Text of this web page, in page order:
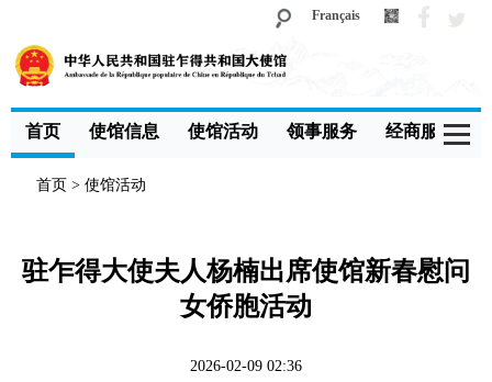
Français
首页 使馆信息 使馆活动 领事服务 经商服务
首页 > 使馆活动
驻乍得大使夫人杨楠出席使馆新春慰问
女侨胞活动
2026-02-09 02:36